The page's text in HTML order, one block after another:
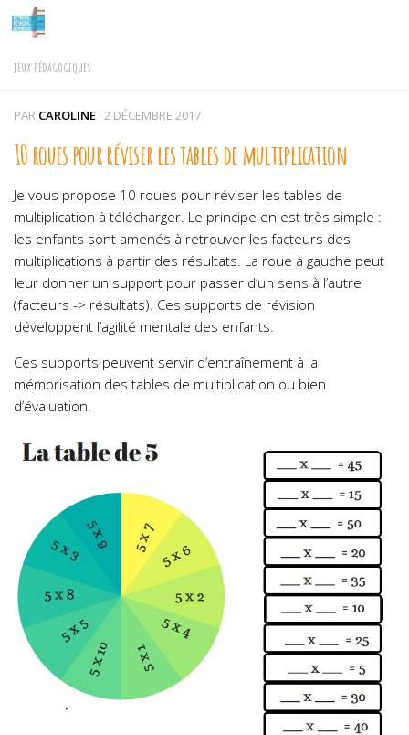
Skip to content
JEUX PÉDAGOGIQUES
PAR CAROLINE · 2 DÉCEMBRE 2017
10 roues pour réviser les tables de multiplication
Je vous propose 10 roues pour réviser les tables de
multiplication à télécharger. Le principe en est très simple :
les enfants sont amenés à retrouver les facteurs des
multiplications à partir des résultats. La roue à gauche peut
leur donner un support pour passer d’un sens à l’autre
(facteurs -> résultats). Ces supports de révision
développent l’agilité mentale des enfants.
Ces supports peuvent servir d’entraînement à la
mémorisation des tables de multiplication ou bien
d’évaluation.